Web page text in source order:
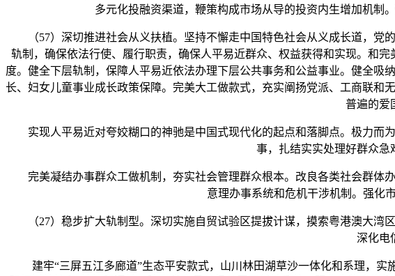
多元化投融资渠道，鞭策构成市场从导的投资内生增加机制
（57）深切推进社会从义扶植。坚持不懈走中国特色社会从义成长道，党
轨制，确保依法行使、履行职责，确保人平易近群众、权益获得和实现。和
度。健全下层轨制，保障人平易近依法办理下层公共事务和公益事业。健全
长、妇女儿童事业成长政策保障。完美大工做款式，充实阐扬党派、工商联
普遍的爱
实现人平易近对夸姣糊口的神驰是中国式现代化的起点和落脚点。极力而
事，扎结实实处理好群众急
完美凝结办事群众工做机制，夯实社会管理群众根本。改良各类社会群体
意理办事系统和危机干涉机制。强化
（27）稳步扩大轨制型。深切实施自贸试验区提拔计谋，摸索粤港澳大湾
深化电
建牢“三屏五江多廊道”生态平安款式，山川林田湖草沙一体化和系理，实